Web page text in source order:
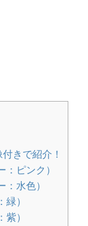
きで紹介！
ピンク）
水色）
）
）